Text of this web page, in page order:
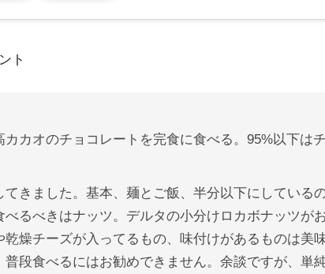
ト
カオのチョコレートを完食に食べる。95%以下はチ
きました。基本、麺とご飯、半分以下にしている
るべきはナッツ。デルタの小分けロカボナッツが
燥チーズが入ってるもの、味付けがあるものは美
普段食べるにはお勧めできません。余談ですが、単